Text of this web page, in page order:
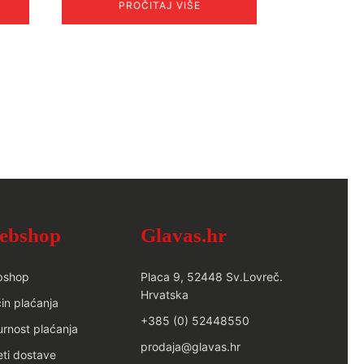
PROČITAJ VIŠE
plaćanja
plaćanja
dostave
Glavas.hr
Placa 9, 52448 Sv.Lovreč.
Hrvatska
+385 (0) 52448550
prodaja@glavas.hr